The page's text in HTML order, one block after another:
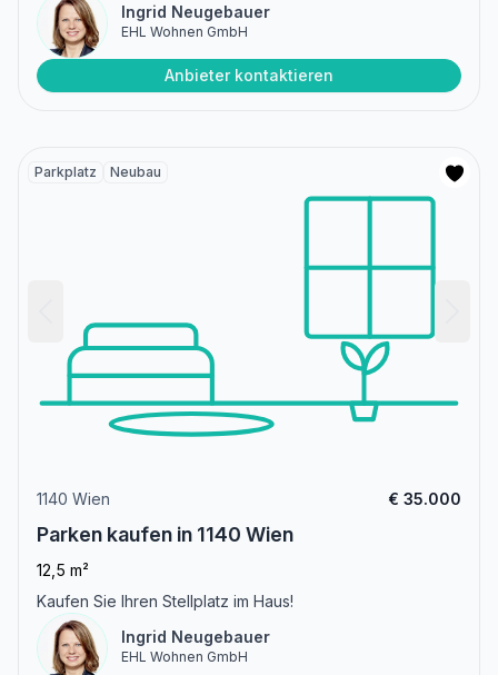
Ingrid Neugebauer
EHL Wohnen GmbH
Anbieter kontaktieren
Parkplatz Neubau
1140 Wien € 35.000
Parken kaufen in 1140 Wien
12,5 m²
Kaufen Sie Ihren Stellplatz im Haus!
Ingrid Neugebauer
EHL Wohnen GmbH